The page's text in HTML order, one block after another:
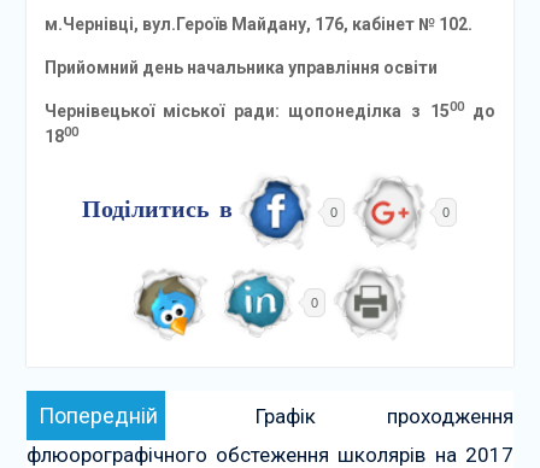
м.Чернівці, вул.Героїв Майдану, 176, кабінет № 102.
Прийомний день начальника управління освіти
Чернівецької міської ради: щопонеділка з 1500до
1800
Поділитись в 0 0
0
Навігація
записів
Попередній Попередній:
Графік проходження
флюорографічного обстеження школярів на 2017